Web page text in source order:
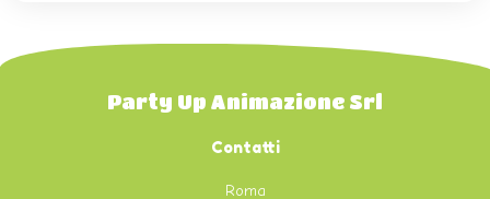
Party Up Animazione Srl
Contatti
Roma